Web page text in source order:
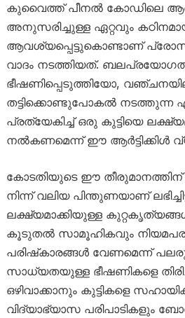
കുവൈത്ത് പീനൽ കോഡിലെ
അനുസരിച്ചുള്ള ഏറ്റവും
ആവശ്യപ്പെട്ടുകൊണ്ടാണ്
വാദം നടത്തിയത്.
ഭീഷണിപ്പെടുത്തിയോ,
തട്ടിക്കൊണ്ടുപോകൽ നടത്തുന്ന
പ്രത്യേകിച്ച് ഒരു കുട്ടിയെ
നൽകണമെന്ന് ഈ ആർട്ടിക്കിൾ
കോടതിയുടെ ഈ
നിന്ന് വലിയ പിന്തുണയാണ്
ലക്ഷ്യമാക്കിയുള്ള
കൂടുതൽ സാമൂഹികവും
പരിഷ്‌കാരങ്ങൾ വേണമെന്ന്
സാധ്യതയുള്ള ഭീഷണികളെ
ഒഴിവാക്കാനും കുട്ടികളെ
വിദ്യാഭ്യാസ പരിപാടികളും